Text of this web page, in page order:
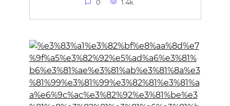
0 1.4k.